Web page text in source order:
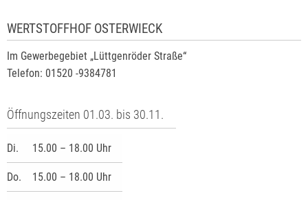
WERTSTOFFHOF OSTERWIECK
Im Gewerbegebiet „Lüttgenröder Straße“
Telefon: 01520 -9384781
Öffnungszeiten 01.03. bis 30.11.
Di. 15.00 – 18.00 Uhr
Do. 15.00 – 18.00 Uhr